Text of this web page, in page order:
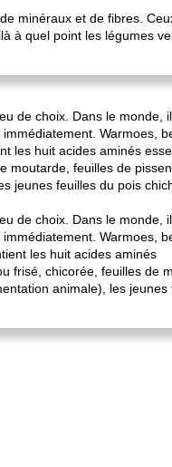
minéraux et de fibres.
à quel point les légumes
de choix. Dans le monde,
Warmoes,
les huit acides aminés
moutarde, feuilles de
jeunes feuilles du pois
de choix. Dans le monde,
Warmoes,
les huit acides aminés
frisé, chicorée, feuilles de
animale), les jeunes